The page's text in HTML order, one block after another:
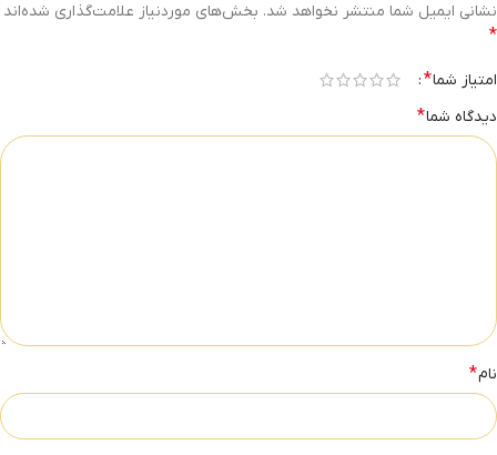
نشانی ایمیل شما منتشر نخواهد شد. بخش‌های موردنیاز علامت‌گذاری شده‌اند
*
امتیاز شما*
دیدگاه شما*
نام*